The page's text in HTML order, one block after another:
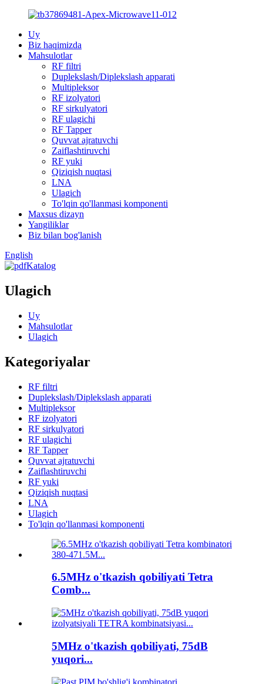
Uy
Biz haqimizda
Mahsulotlar
RF filtri
Duplekslash/Diplekslash apparati
Multipleksor
RF izolyatori
RF sirkulyatori
RF ulagichi
RF Tapper
Quvvat ajratuvchi
Zaiflashtiruvchi
RF yuki
Qiziqish nuqtasi
LNA
Ulagich
To'lqin qo'llanmasi komponenti
Maxsus dizayn
Yangiliklar
Biz bilan bog'lanish
English
Katalog
Ulagich
Uy
Mahsulotlar
Ulagich
Kategoriyalar
RF filtri
Duplekslash/Diplekslash apparati
Multipleksor
RF izolyatori
RF sirkulyatori
RF ulagichi
RF Tapper
Quvvat ajratuvchi
Zaiflashtiruvchi
RF yuki
Qiziqish nuqtasi
LNA
Ulagich
To'lqin qo'llanmasi komponenti
6.5MHz o'tkazish qobiliyati Tetra
Comb...
5MHz o'tkazish qobiliyati, 75dB
yuqori...